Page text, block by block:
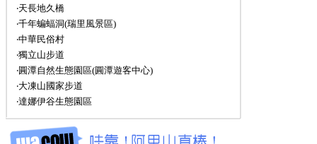
‧天長地久橋
‧千年蝙蝠洞(瑞里風景區)
‧中華民俗村
‧獨立山步道
‧圓潭自然生態園區(圓潭遊客中心)
‧大凍山國家步道
‧達娜伊谷生態園區